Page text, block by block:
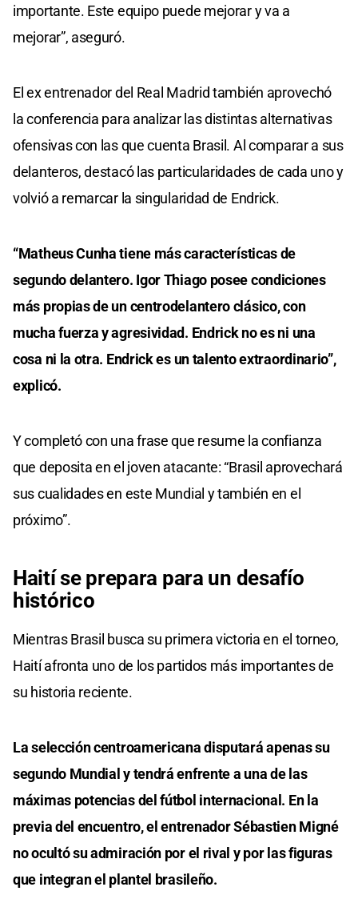
importante. Este equipo puede mejorar y va a
mejorar”, aseguró.
El ex entrenador del Real Madrid también aprovechó
la conferencia para analizar las distintas alternativas
ofensivas con las que cuenta Brasil. Al comparar a sus
delanteros, destacó las particularidades de cada uno y
volvió a remarcar la singularidad de Endrick.
“Matheus Cunha tiene más características de
segundo delantero. Igor Thiago posee condiciones
más propias de un centrodelantero clásico, con
mucha fuerza y agresividad. Endrick no es ni una
cosa ni la otra. Endrick es un talento extraordinario”,
explicó.
Y completó con una frase que resume la confianza
que deposita en el joven atacante: “Brasil aprovechará
sus cualidades en este Mundial y también en el
próximo”.
Haití se prepara para un desafío
histórico
Mientras Brasil busca su primera victoria en el torneo,
Haití afronta uno de los partidos más importantes de
su historia reciente.
La selección centroamericana disputará apenas su
segundo Mundial y tendrá enfrente a una de las
máximas potencias del fútbol internacional. En la
previa del encuentro, el entrenador Sébastien Migné
no ocultó su admiración por el rival y por las figuras
que integran el plantel brasileño.